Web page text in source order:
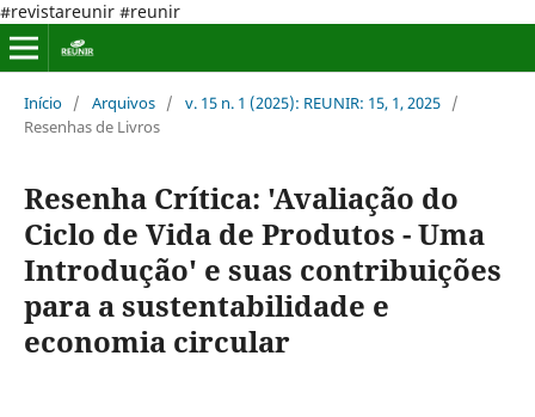
#revistareunir #reunir
Início / Arquivos / v. 15 n. 1 (2025): REUNIR: 15, 1, 2025 /
Resenhas de Livros
Resenha Crítica: 'Avaliação do
Ciclo de Vida de Produtos - Uma
Introdução' e suas contribuições
para a sustentabilidade e
economia circular